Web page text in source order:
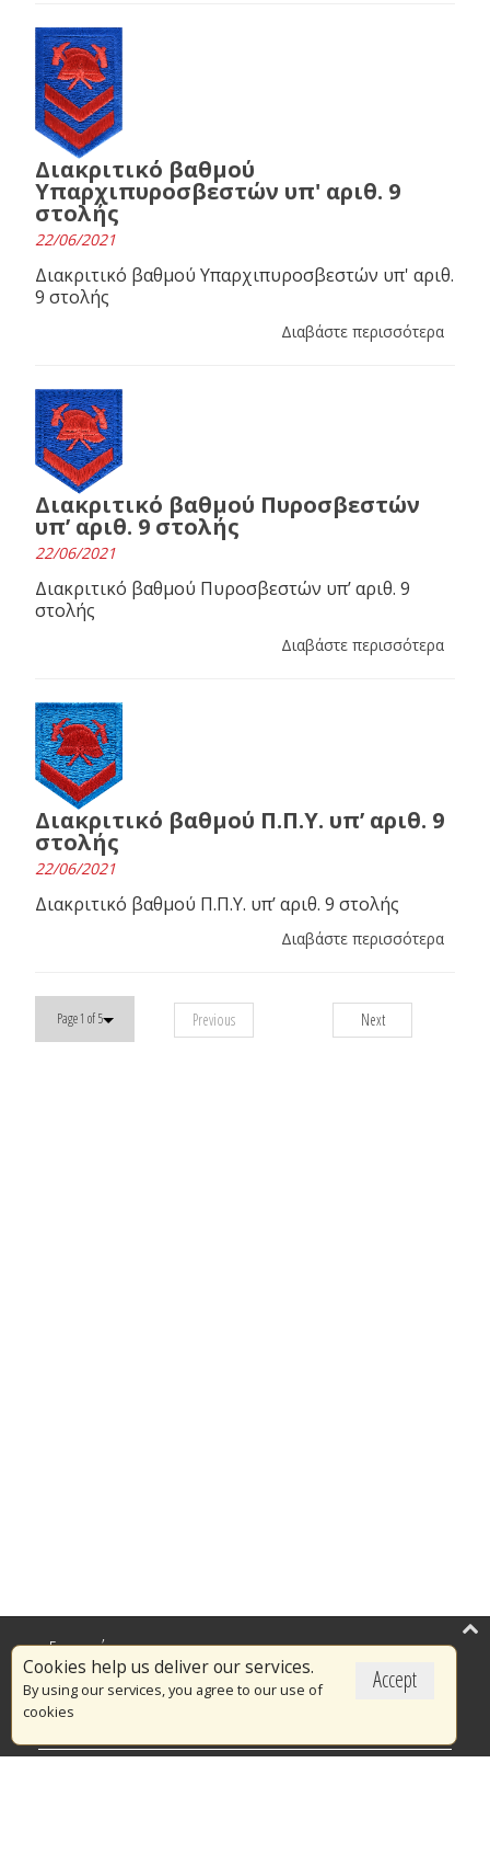
Διακριτικό βαθμού
Υπαρχιπυροσβεστών υπ' αριθ. 9
στολής
22/06/2021
Διακριτικό βαθμού Υπαρχιπυροσβεστών υπ' αριθ.
9 στολής
Διαβάστε περισσότερα
Διακριτικό βαθμού Πυροσβεστών
υπ’ αριθ. 9 στολής
22/06/2021
Διακριτικό βαθμού Πυροσβεστών υπ’ αριθ. 9
στολής
Διαβάστε περισσότερα
Διακριτικό βαθμού Π.Π.Υ. υπ’ αριθ. 9
στολής
22/06/2021
Διακριτικό βαθμού Π.Π.Υ. υπ’ αριθ. 9 στολής
Διαβάστε περισσότερα
Page 1 of 5 Previous Next
Accept
Cookies help us deliver our services.
By using our services, you agree to our use of
cookies
Επικαιρότητα
Το Πυροσβεστικό Σώμα